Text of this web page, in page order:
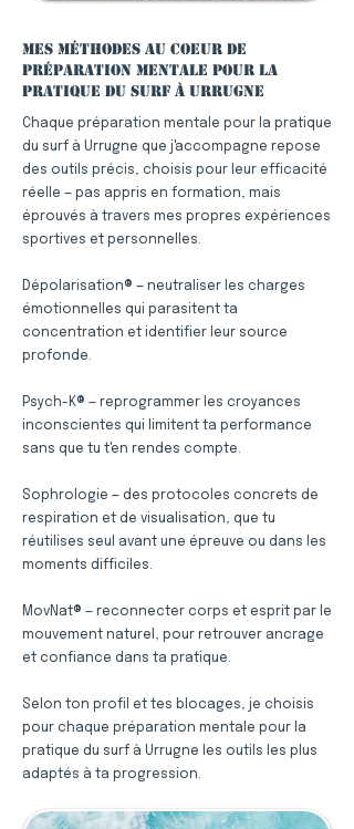
Mes méthodes au coeur de
préparation mentale pour la
pratique du surf à Urrugne
Chaque préparation mentale pour la pratique
du surf à Urrugne que j'accompagne repose
des outils précis, choisis pour leur efficacité
réelle — pas appris en formation, mais
éprouvés à travers mes propres expériences
sportives et personnelles.
Dépolarisation® — neutraliser les charges
émotionnelles qui parasitent ta
concentration et identifier leur source
profonde.
Psych-K® — reprogrammer les croyances
inconscientes qui limitent ta performance
sans que tu t'en rendes compte.
Sophrologie — des protocoles concrets de
respiration et de visualisation, que tu
réutilises seul avant une épreuve ou dans les
moments difficiles.
MovNat® — reconnecter corps et esprit par le
mouvement naturel, pour retrouver ancrage
et confiance dans ta pratique.
Selon ton profil et tes blocages, je choisis
pour chaque préparation mentale pour la
pratique du surf à Urrugne les outils les plus
adaptés à ta progression.